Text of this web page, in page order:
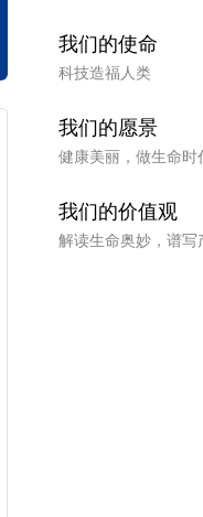
我们的使命
科技造福人类
我们的愿景
健康美丽，做生命时
我们的价值观
解读生命奥妙，谱写